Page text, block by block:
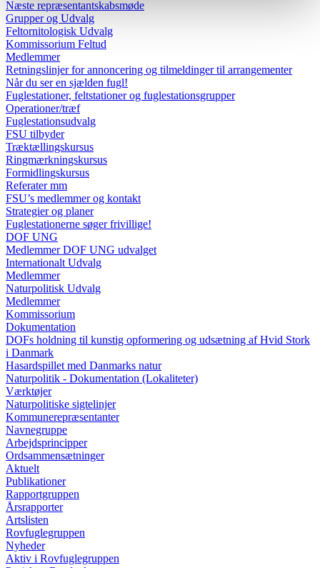
Næste repræsentantskabsmøde
Grupper og Udvalg
Feltornitologisk Udvalg
Kommissorium Feltud
Medlemmer
Retningslinjer for annoncering og tilmeldinger til arrangementer
Når du ser en sjælden fugl!
Fuglestationer, feltstationer og fuglestationsgrupper
Operationer/træf
Fuglestationsudvalg
FSU tilbyder
Træktællingskursus
Ringmærkningskursus
Formidlingskursus
Referater mm
FSU’s medlemmer og kontakt
Strategier og planer
Fuglestationerne søger frivillige!
DOF UNG
Medlemmer DOF UNG udvalget
Internationalt Udvalg
Medlemmer
Naturpolitisk Udvalg
Medlemmer
Kommissorium
Dokumentation
DOFs holdning til kunstig opformering og udsætning af Hvid Stork
i Danmark
Hasardspillet med Danmarks natur
Naturpolitik - Dokumentation (Lokaliteter)
Værktøjer
Naturpolitiske sigtelinjer
Kommunerepræsentanter
Navnegruppe
Arbejdsprincipper
Ordsammensætninger
Aktuelt
Publikationer
Rapportgruppen
Årsrapporter
Artslisten
Rovfuglegruppen
Nyheder
Aktiv i Rovfuglegruppen